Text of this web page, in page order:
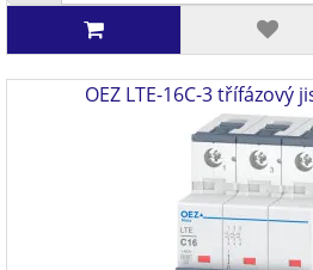
OEZ LTE-16C-3 třífázový